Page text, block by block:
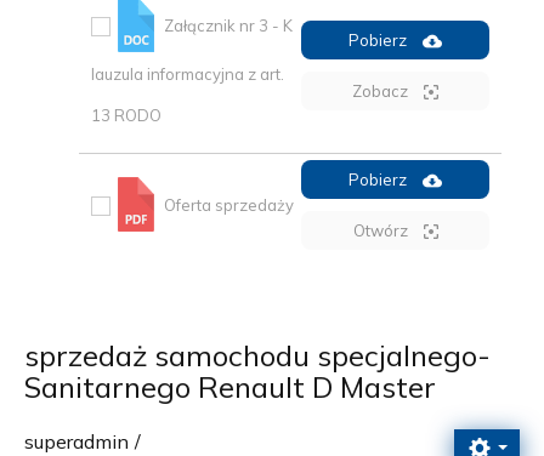
Załącznik nr 3 - K
lauzula informacyjna z art.
13 RODO
Pobierz
Zobacz
Oferta sprzedaży
Pobierz
Otwórz
sprzedaż samochodu specjalnego-
Sanitarnego Renault D Master
superadmin